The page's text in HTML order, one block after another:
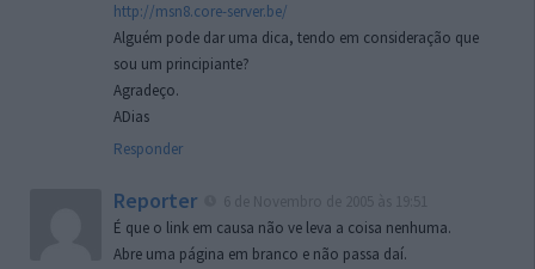
http://msn8.core-server.be/
Alguém pode dar uma dica, tendo em consideração que
sou um principiante?
Agradeço.
ADias
Responder
Reporter
É que o link em causa não ve leva a coisa nenhuma.
Abre uma página em branco e não passa daí.